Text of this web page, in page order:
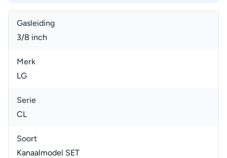
Gasleiding
3/8 inch
Merk
LG
Serie
CL
Soort
Kanaalmodel SET